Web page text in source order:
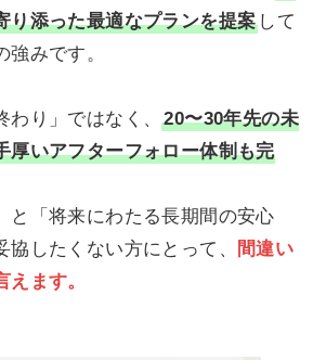
り添った最適なプランを提案 して
強みです。
わり」ではなく、20〜30年先の未
厚いアフターフォロー体制も完
と「将来にわたる長期間の安心
協したくない方にとって、
間違い
ます。